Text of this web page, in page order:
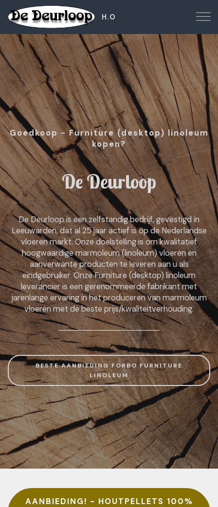
H.O
Goedkoop - Furniture (desktop) linoleum
kopen?
De Deurloop
De Deurloop is een zelfstandig bedrijf, gevestigd in
Leeuwarden, dat al 25 jaar actief is op de Nederlandse
vloeren markt. Onze doelstelling is om kwalitatief
hoogwaardige marmoleum (linoleum) vloeren en
aanverwante producten te leveren aan u als
eindgebruiker. Onze Furniture (desktop) linoleum
leverancier is een gerenommeerde fabrikant met
jarenlange ervaring in het produceren van marmoleum
vloeren met de beste prijs/kwaliteitverhouding.
BESTE AANBIEDING FORBO FURNITURE
LINOLEUM
AANBIEDING! - HOUTPELLETS 100%